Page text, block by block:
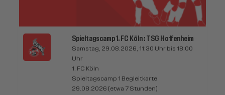
Spieltagscamp 1. FC Köln : TSG Hoffenheim
Samstag, 29.08.2026, 11:30 Uhr bis 18:00
Uhr
1. FC Köln
Spieltagscamp 1 Begleitkarte
29.08.2026 (etwa 7 Stunden)